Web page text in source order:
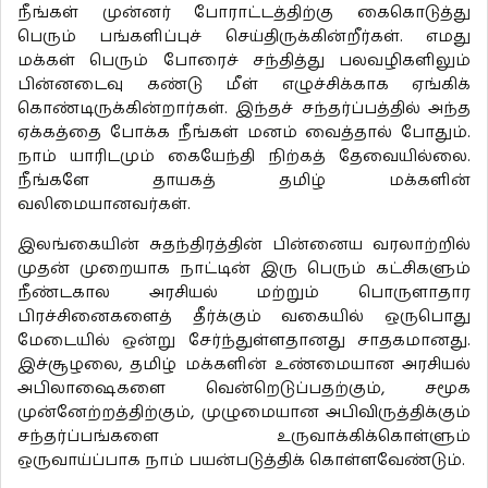
நீங்கள் முன்னர் போராட்டத்திற்கு கைகொடுத்து
பெரும் பங்களிப்புச் செய்திருக்கின்றீர்கள். எமது
மக்கள் பெரும் போரைச் சந்தித்து பலவழிகளிலும்
பின்னடைவு கண்டு மீள் எழுச்சிக்காக ஏங்கிக்
கொண்டிருக்கின்றார்கள். இந்தச் சந்தர்ப்பத்தில் அந்த
ஏக்கத்தை போக்க நீங்கள் மனம் வைத்தால் போதும்.
நாம் யாரிடமும் கையேந்தி நிற்கத் தேவையில்லை.
நீங்களே தாயகத் தமிழ் மக்களின்
வலிமையானவர்கள்.
இலங்கையின் சுதந்திரத்தின் பின்னைய வரலாற்றில்
முதன் முறையாக நாட்டின் இரு பெரும் கட்சிகளும்
நீண்டகால அரசியல் மற்றும் பொருளாதார
பிரச்சினைகளைத் தீர்க்கும் வகையில் ஒருபொது
மேடையில் ஒன்று சேர்ந்துள்ளதானது சாதகமானது.
இச்சூழலை, தமிழ் மக்களின் உண்மையான அரசியல்
அபிலாஷைகளை வென்றெடுப்பதற்கும், சமூக
முன்னேற்றத்திற்கும், முழுமையான அபிவிருத்திக்கும்
சந்தர்ப்பங்களை உருவாக்கிக்கொள்ளும்
ஒருவாய்ப்பாக நாம் பயன்படுத்திக் கொள்ளவேண்டும்.